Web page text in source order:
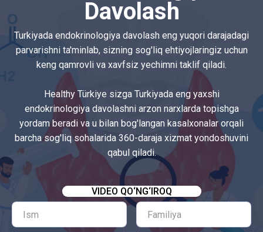
n
t
e
Davolash
Turkiyada endokrinologiya davolash eng yuqori darajadagi
parvarishni ta'minlab, sizning sog'liq ehtiyojlaringiz uchun
keng qamrovli va xavfsiz yechimni taklif qiladi.
Healthy Türkiye sizga Turkiyada eng yaxshi
endokrinologiya davolashni arzon narxlarda topishga
yordam beradi va u bilan bog'langan kasalxonalar orqali
barcha sog'liq sohalarida 360-daraja xizmat yondoshuvini
qabul qiladi.
VIDEO QO‘NG‘IROQ